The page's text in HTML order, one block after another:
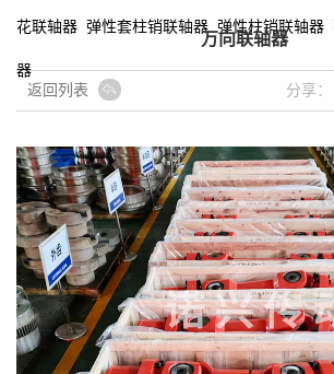
花联轴器 弹性套柱销联轴器 弹性柱销联轴器
器
万向联轴器
返回列表 分享：